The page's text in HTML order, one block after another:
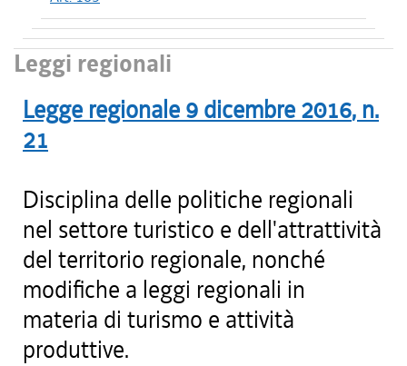
Leggi regionali
Legge regionale 9 dicembre 2016, n.
21
Disciplina delle politiche regionali
nel settore turistico e dell'attrattività
del territorio regionale, nonché
modifiche a leggi regionali in
materia di turismo e attività
produttive.